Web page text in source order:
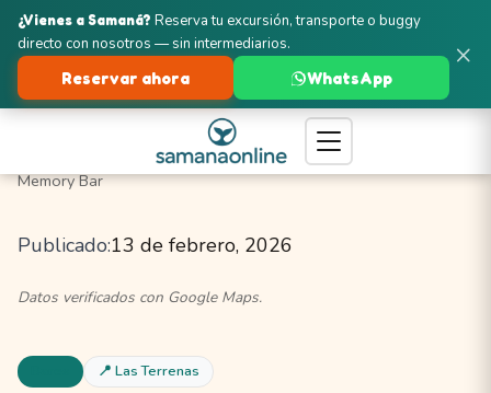
Turismo en Samaná Las Terrenas
Bares y Vida Nocturna
Memory Bar
Publicado:13 de febrero, 2026
Datos verificados con Google Maps.
📍 Las Terrenas
×
¿Vienes a Samaná? Reserva tu excursión, transporte o buggy
directo con nosotros — sin intermediarios.
Reservar ahora WhatsApp